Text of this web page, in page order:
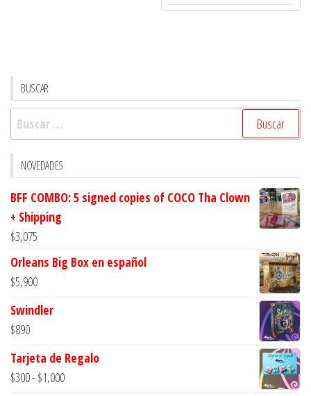
Vampiro
BUSCAR
Buscar:
NOVEDADES
BFF COMBO: 5 signed copies of COCO Tha Clown
+ Shipping
$3,075
Orleans Big Box en español
$5,900
Swindler
$890
Tarjeta de Regalo
$300- $1,000Rango